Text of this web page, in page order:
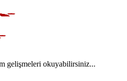
gelişmeleri okuyabilirsiniz...